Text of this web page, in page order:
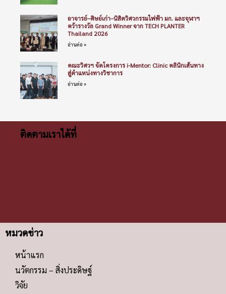
อาจารย์–ศิษย์เก่า–นิสิตวิศวกรรมไฟฟ้า มก. และจุฬาฯ
คว้ารางวัล Grand Winner จาก TECH PLANTER
Thailand 2026
อ่านต่อ »
คณะวิศวฯ จัดโครงการ i-Mentor: Clinic คลินิกเส้นทาง
สู่ตำแหน่งทางวิชาการ
อ่านต่อ »
ติดตามเราได้ที่
หมวดข่าว
หน้าแรก
นวัตกรรม – สิ่งประดิษฐ์
วิจัย